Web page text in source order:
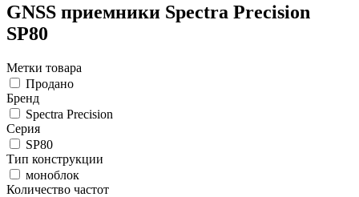
GNSS приемники Spectra Precision
SP80
Метки товара
Продано
Бренд
Spectra Precision
Серия
SP80
Тип конструкции
моноблок
Количество частот